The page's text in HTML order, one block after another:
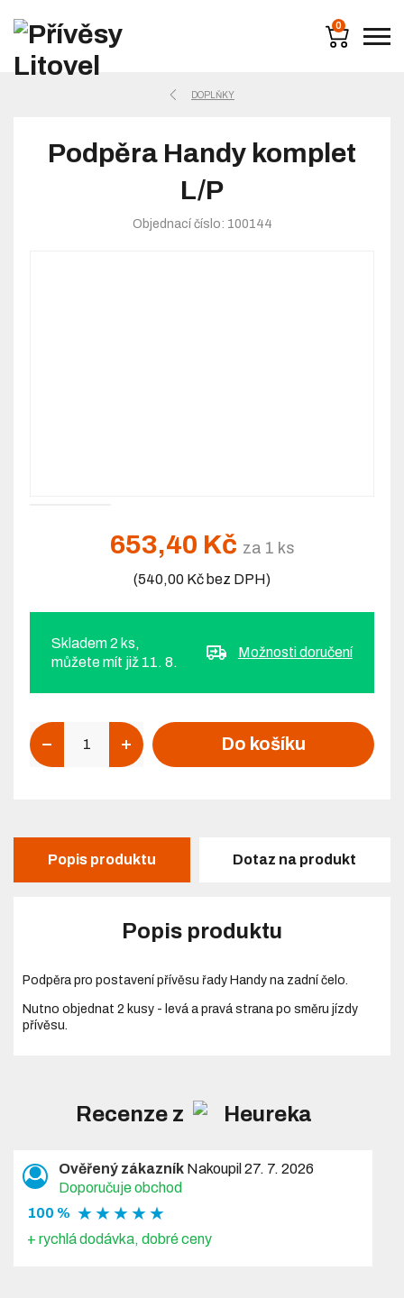
0
DOPLŇKY
Podpěra Handy komplet
L/P
Objednací číslo: 100144
653,40 Kč za 1 ks
(540,00 Kč bez DPH)
Skladem 2 ks,
můžete mít již 11. 8.
Možnosti doručení
Do košíku
Popis produktu Dotaz na produkt
Popis produktu
Podpěra pro postavení přívěsu řady Handy na zadní čelo.
Nutno objednat 2 kusy - levá a pravá strana po směru jízdy
přívěsu.
Recenze z
Ověřený zákazník Nakoupil 27. 7. 2026
Doporučuje obchod
100 % ★ ★ ★ ★ ★
+ rychlá dodávka, dobré ceny